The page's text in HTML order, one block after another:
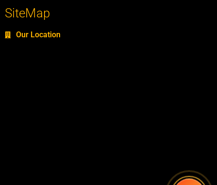
SiteMap
Our Location